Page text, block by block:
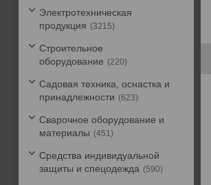
Электротехническая
продукция
3215
Строительное
оборудование
220
Садовая техника, оснастка и
принадлежности
623
Сварочное оборудование и
материалы
451
Средства индивидуальной
защиты и спецодежда
590